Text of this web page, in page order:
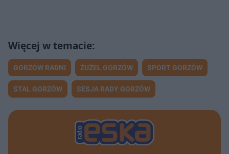
GORZÓW RADNI ŻUŻEL GORZÓW SPORT GORZÓW
STAL GORZÓW SESJA RADY GORZÓW